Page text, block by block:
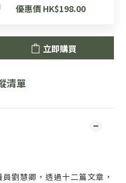
優惠價 HK$198.00
立即購買
清單
劉慧卿，透過十二篇文章，